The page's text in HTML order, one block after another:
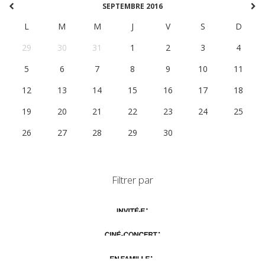
SEPTEMBRE 2016
L M M J V S
D
29
30 31 1 2 3
4
5
6 7 8 9 10
11
12
13 14 15 16 17
18
19
20 21 22 23 24
25
26
27 28 29 30
Filtrer par